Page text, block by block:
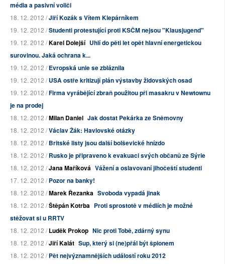
média a pasivní voliči
18. 12. 2012 /Jiří Kozák s Vítem Klepárníkem
19. 12. 2012 /Studenti protestující proti KSČM nejsou "Klausjugend"
19. 12. 2012 /Karel Dolejší Uhlí do pěti let opět hlavní energetickou
surovinou. Jaká ochrana k...
19. 12. 2012 /Evropská unie se zbláznila
19. 12. 2012 /USA ostře kritizují plán výstavby židovských osad
19. 12. 2012 /Firma vyrábějící zbraň použitou při masakru v Newtownu
je na prodej
18. 12. 2012 /Milan Daniel Jak dostat Pekárka ze Sněmovny
18. 12. 2012 /Václav Žák: Havlovské otázky
18. 12. 2012 /Britské listy jsou další bolševické hnízdo
18. 12. 2012 /Rusko je připraveno k evakuaci svých občanů ze Sýrie
18. 12. 2012 /Jana Maříková Vážení a oslavovaní jihočeští studenti
17. 12. 2012 /Pozor na banky!
18. 12. 2012 /Marek Řezanka Svoboda vypadá jinak
18. 12. 2012 /Štěpán Kotrba Proti sprostotě v médiích je možné
stěžovat si u RRTV
18. 12. 2012 /Luděk Prokop Nic proti Tobě, zdárný synu
18. 12. 2012 /Jiří Kalát Sup, který si (ne)přál být špionem
18. 12. 2012 /Pět nejvýznamnějších událostí roku 2012